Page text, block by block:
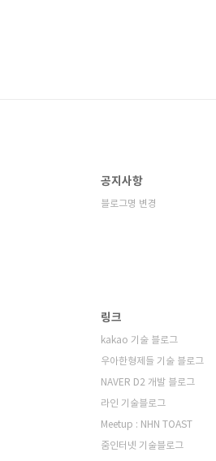
공지사항
블로그명 변경
링크
kakao 기술 블로그
우아한형제들 기술 블로그
NAVER D2 개발 블로그
라인 기술블로그
Meetup : NHN TOAST
줌인터넷 기술블로그